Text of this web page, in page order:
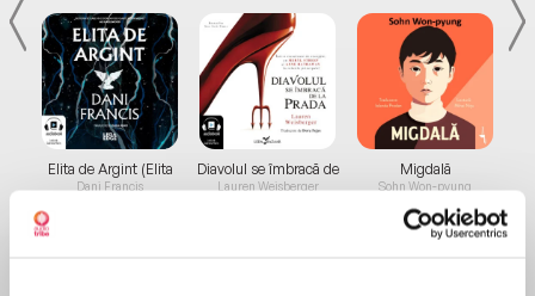
Elita de Argint (Elita
de...
Dani Francis
Diavolul se îmbracă de
la...
Lauren Weisberger
Migdală
Sohn Won-pyung